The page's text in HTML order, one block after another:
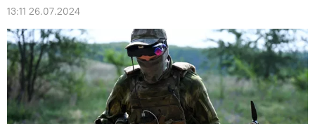
13:11 26.07.2024